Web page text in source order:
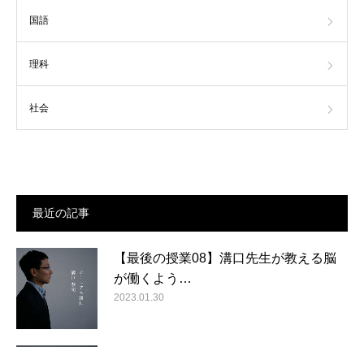
国語
理科
社会
最近の記事
【最後の授業08】溝口先生が教える脳
が働くよう…
2023.01.30